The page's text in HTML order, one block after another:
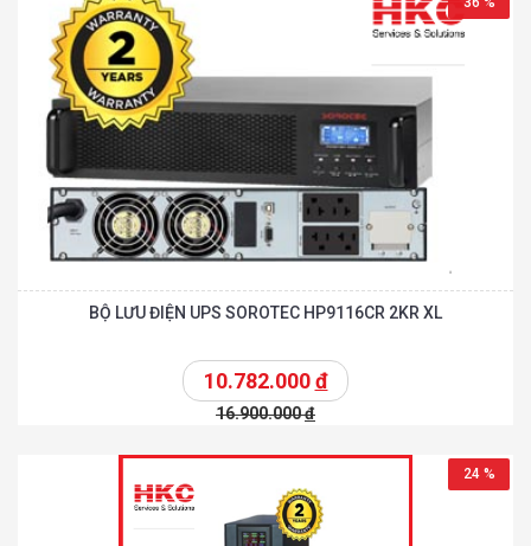
BỘ LƯU ĐIỆN UPS SOROTEC HP9116CR 2KR XL
10.782.000đ
16.900.000đ
24 %